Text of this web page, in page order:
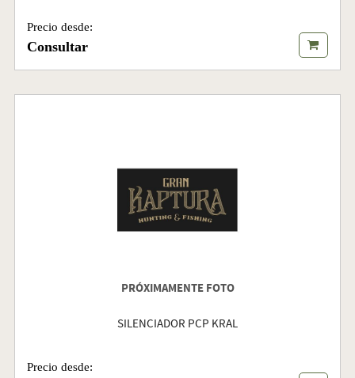
Precio desde:
Consultar
PRÓXIMAMENTE FOTO
SILENCIADOR PCP KRAL
Precio desde: